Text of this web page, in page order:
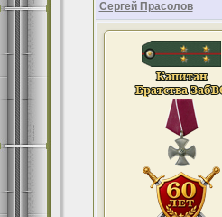
Сергей Прасолов